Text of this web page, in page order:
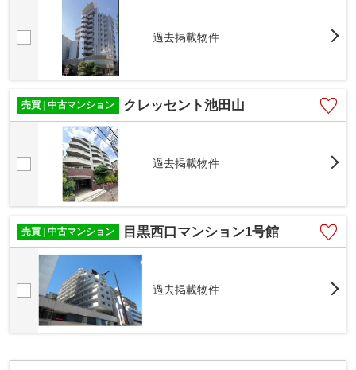
過去掲載物件
売買 | 中古マンション クレッセント池田山
過去掲載物件
売買 | 中古マンション 目黒西口マンション1号館
過去掲載物件